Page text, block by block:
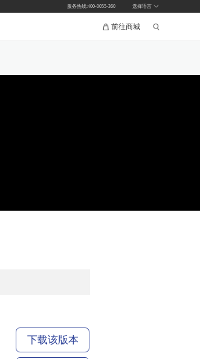
服务热线:400-0055-360 选择语言
前往商城
下载该版本